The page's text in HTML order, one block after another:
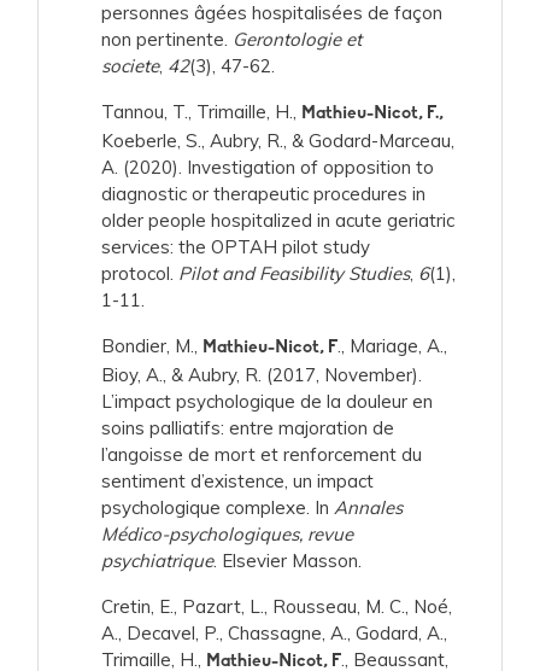
personnes âgées hospitalisées de façon
non pertinente. Gerontologie et
societe, 42(3), 47-62.
Tannou, T., Trimaille, H., Mathieu-Nicot, F.,
Koeberle, S., Aubry, R., & Godard-Marceau,
A. (2020). Investigation of opposition to
diagnostic or therapeutic procedures in
older people hospitalized in acute geriatric
services: the OPTAH pilot study
protocol. Pilot and Feasibility Studies, 6(1),
1-11.
Bondier, M., Mathieu-Nicot, F., Mariage, A.,
Bioy, A., & Aubry, R. (2017, November).
L’impact psychologique de la douleur en
soins palliatifs: entre majoration de
l’angoisse de mort et renforcement du
sentiment d’existence, un impact
psychologique complexe. InAnnales
Médico-psychologiques, revue
psychiatrique. Elsevier Masson.
Cretin, E., Pazart, L., Rousseau, M. C., Noé,
A., Decavel, P., Chassagne, A., Godard, A.,
Trimaille, H., Mathieu-Nicot, F., Beaussant,